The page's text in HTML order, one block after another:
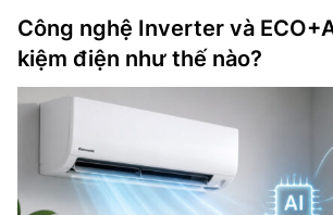
Công nghệ Inverter và
kiệm điện như thế nào?